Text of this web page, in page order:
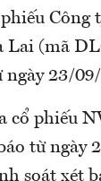
Công
Lai (mã
ngày 23/
cổ phiếu
từ ngày
soát xét